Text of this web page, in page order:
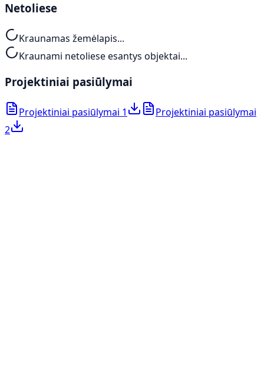
Netoliese
Kraunamas žemėlapis...
Kraunami netoliese esantys objektai...
Projektiniai pasiūlymai
Projektiniai pasiūlymai 1
Projektiniai pasiūlymai
2